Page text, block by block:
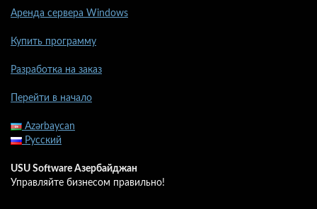
Аренда сервера Windows
Купить программу
Разработка на заказ
Перейти в начало
Azərbaycan
Русский
USU Software Азербайджан
Управляйте бизнесом правильно!